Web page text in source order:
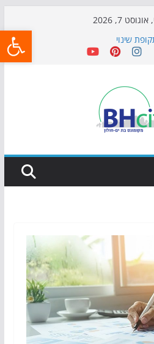
7, 2026
שינוי
לכבוש את הגינות: מאות משפחות
הקרנת גמר המונדיאל בטרמינל
חוף הריביירה הופך למרחב